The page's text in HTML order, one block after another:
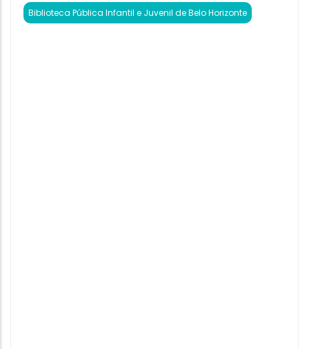
Biblioteca Pública Infantil e Juvenil de Belo Horizonte